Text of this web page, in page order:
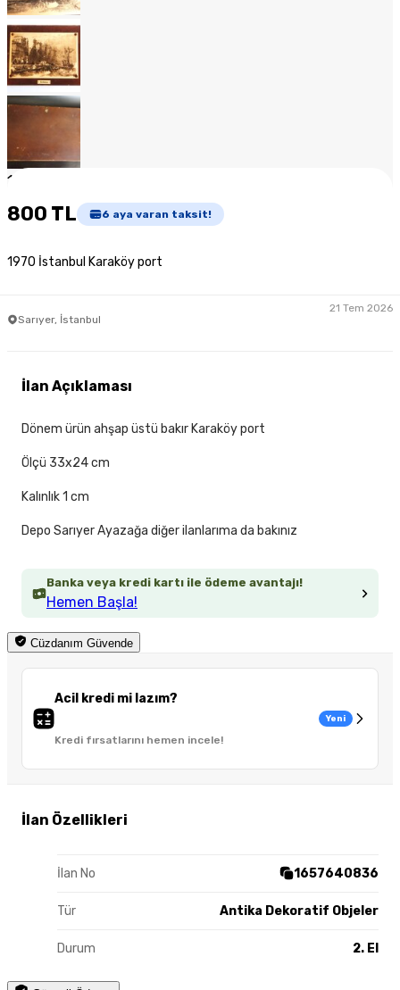
1
800 TL 6 aya varan taksit!
1970 İstanbul Karaköy port
Sarıyer, İstanbul
21 Tem 2026
Banka veya kredi kartı ile ödeme avantajı!
Hemen Başla!
Cüzdanım Güvende
Acil kredi mi lazım?
Kredi fırsatlarını hemen incele!
Yeni
İlan Özellikleri
İlan No 1657640836
Tür Antika Dekoratif Objeler
Durum 2. El
İlan Açıklaması
Dönem ürün ahşap üstü bakır Karaköy port
Ölçü 33x24 cm
Kalınlık 1 cm
Depo Sarıyer Ayazağa diğer ilanlarıma da bakınız